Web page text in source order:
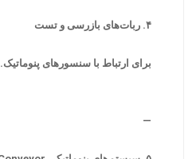
۴. ربات‌های بازرسی و تست
برای ارتباط با سنسورهای پنوماتیک.
—